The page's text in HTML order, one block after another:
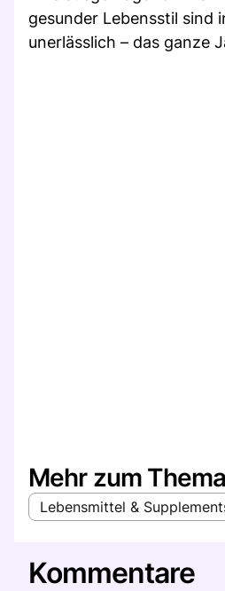
gesunder Lebensstil sind
unerlässlich – das ganze
Mehr zum
Lebensmittel &
Kommentare